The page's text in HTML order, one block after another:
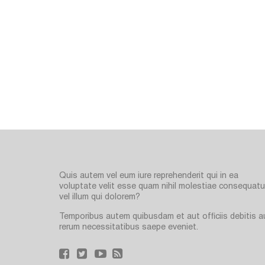
Quis autem vel eum iure reprehenderit qui in ea
voluptate velit esse quam nihil molestiae
vel illum qui dolorem?
Temporibus autem quibusdam et aut officiis debitis
rerum necessitatibus saepe eveniet.